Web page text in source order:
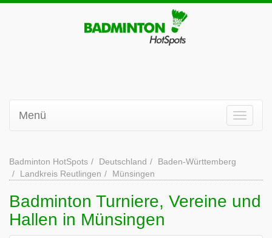
Menü
Badminton HotSpots Deutschland
Baden-Württemberg
Landkreis Reutlingen
Münsingen
Badminton Turniere, Vereine und
Hallen in Münsingen